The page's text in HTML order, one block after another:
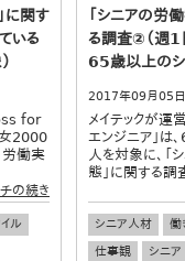
に関す
いる
for
女2000
労働実
の続き
ル
「シニアの労
る調査②（週1
65歳以上のシ
2017年09月05日
メイテックが
エンジニア」
人を対象に、「
態」に関する調
シニア人材 働
仕事観
シニア